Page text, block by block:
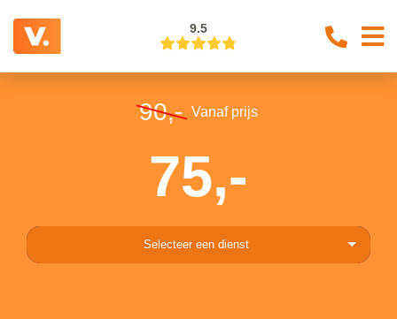
9.5
90,- Vanaf prijs
75,-
Selecteer een dienst